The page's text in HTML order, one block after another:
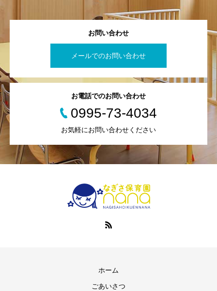
お問い合わせ
メールでのお問い合わせ
お電話でのお問い合わせ
0995-73-4034
お気軽にお問い合わせください
ホーム
ごあいさつ